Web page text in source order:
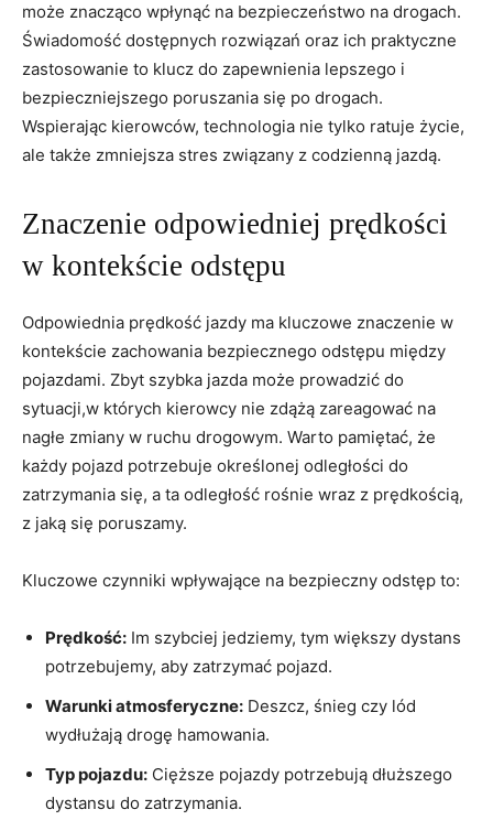
może znacząco wpłynąć na bezpieczeństwo na drogach.
Świadomość dostępnych rozwiązań oraz ich praktyczne
zastosowanie to klucz do zapewnienia lepszego i
bezpieczniejszego poruszania się po drogach.
Wspierając kierowców, technologia nie tylko ratuje życie,
ale także zmniejsza stres związany z codzienną jazdą.
Znaczenie odpowiedniej prędkości
w kontekście odstępu
Odpowiednia prędkość jazdy ma kluczowe znaczenie w
kontekście zachowania bezpiecznego odstępu między
pojazdami. Zbyt szybka jazda może prowadzić do
sytuacji,w których kierowcy nie zdążą zareagować na
nagłe zmiany w ruchu drogowym. Warto pamiętać, że
każdy pojazd potrzebuje określonej odległości do
zatrzymania się, a ta odległość rośnie wraz z prędkością,
z jaką się poruszamy.
Kluczowe czynniki wpływające na bezpieczny odstęp to:
Prędkość: Im szybciej jedziemy, tym większy dystans
potrzebujemy, aby zatrzymać pojazd.
Warunki atmosferyczne: Deszcz, śnieg czy lód
wydłużają drogę hamowania.
Typ pojazdu: Cięższe pojazdy potrzebują dłuższego
dystansu do zatrzymania.